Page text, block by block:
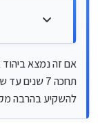
אם זה נמצא
תחכה 7
להשקיע בהרבה